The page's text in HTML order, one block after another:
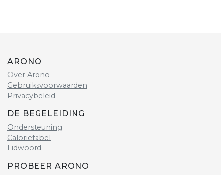
ARONO
Over Arono
Gebruiksvoorwaarden
Privacybeleid
DE BEGELEIDING
Ondersteuning
Calorietabel
Lidwoord
PROBEER ARONO